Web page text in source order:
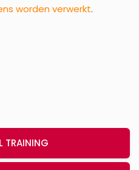
worden verwerkt.
TRAINING